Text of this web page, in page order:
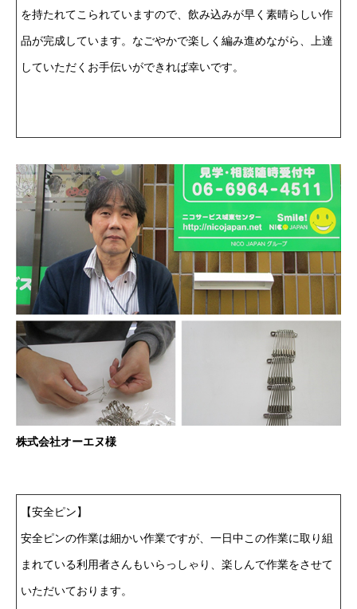
を持たれてこられていますので、飲み込みが早く素晴らしい作
品が完成しています。なごやかで楽しく編み進めながら、上達
していただくお手伝いができれば幸いです。
株式会社オーエヌ様
【安全ピン】
安全ピンの作業は細かい作業ですが、一日中この作業に取り組
まれている利用者さんもいらっしゃり、楽しんで作業をさせて
いただいております。